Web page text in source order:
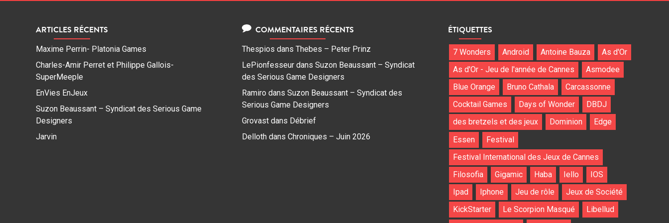
ARTICLES RÉCENTS
Maxime Perrin- Platonia Games
Charles-Amir Perret et Philippe Gallois-
SuperMeeple
EnVies EnJeux
Suzon Beaussant – Syndicat des Serious Game
Designers
Jarvin
COMMENTAIRES RÉCENTS
Thespios dans Thebes – Peter Prinz
LePionfesseur dans Suzon Beaussant – Syndicat
des Serious Game Designers
Ramiro dans Suzon Beaussant – Syndicat des
Serious Game Designers
Grovast dans Débrief
Delloth dans Chroniques – Juin 2026
ÉTIQUETTES
7 Wonders Android Antoine Bauza
As d'Or
As d'Or - Jeu de l'année de Cannes
Asmodee
Blue Orange
Bruno Cathala
Carcassonne
Cocktail Games
Days of Wonder
DBDJ
des bretzels et des jeux
Dominion
Edge
Essen
Festival
Festival International des Jeux de Cannes
Filosofia
Gigamic Haba Iello
IOS
Ipad
Iphone Jeu de rôle
Jeux de Société
KickStarter
Le Scorpion Masqué
Libellud